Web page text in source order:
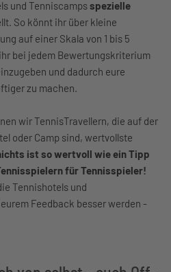
und Tenniscampsspezielle
So könnt ihr über kleine
auf einer Skala von 1 bis 5
bei jedem Bewertungskriterium
und dadurch eure
zu machen.
wir TennisTravellern, die auf der
oder Camp sind, wertvollste
ist so wertvoll wie ein Tipp
für Tennisspieler!
Tennishotels und
Feedback besser werden -